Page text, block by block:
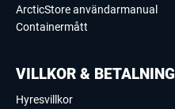
ArcticStore användarmanual
Containermått
VILLKOR & BETALNING
Hyresvillkor